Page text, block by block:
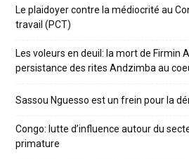
Le plaidoyer contre la médiocrité au
travail (PCT)
Les voleurs en deuil: la mort de Firmin
persistance des rites Andzimba au
Sassou Nguesso est un frein pour la
Congo: lutte d’influence autour du
primature